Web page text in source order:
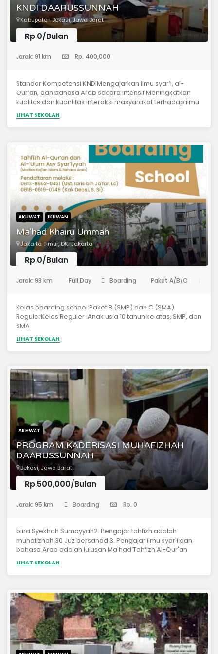
KNDI DAARUSSUNNAH
Kabupaten Bekasi, Jawa Barat
Rp.0/Bulan
Jarak: 91 km Rp. 400,000
Standar Kompetensi KNDIMengajarkan ilmu syar’i, al-
Qur’an, dan bahasa Arab secara intensif Meningkatkan
kualitas dan kuantitas interaksi masyarakat terhadap ilmu
syar’i, al-Qur’an, dan bahasa Arab1. Hafal Juz 28-
302. Memahami fiqih dasar Rukun Islam3. Mampu
berbahasa Arab secara lisan dan tulisan4. Berakhlaq
Ahad3. Kajian setiap semester4. Kajian akhir semester
LIHAT SEKOLAH
AKHWAT IKHWAN
Ma'had Khairu Ummah
Jakarta Timur, DKI Jakarta
Rp.0/Bulan
Jarak: 93 km Full Day Boarding Paket A/B/C
Kelas boarding school:Paket B (SMP) dan C (SMA)
RegulerKelas Reguler :Anak usia 10 tahun ke atas, SMP, dan
SMA
LIHAT SEKOLAH
AKHWAT
PROGRAM KADERISASI MUHAFIZHAH
DAARUSSUNNAH
Bekasi, Jawa Barat
Rp.500,000/Bulan
Jarak: 95 km Boarding Rp. 0
bina Syekhoh Sumayyah2. Pengajar tahfizh adalah
muhafizhah 30 Juz bersanad 3. Pengajar ilmu syar'i dan
bahasa Arab adalah lulusan Ma'had Tahfizh Al-Qur'an
Daarussunnah Bekasi dan LIPIA Jakarta
LIHAT SEKOLAH